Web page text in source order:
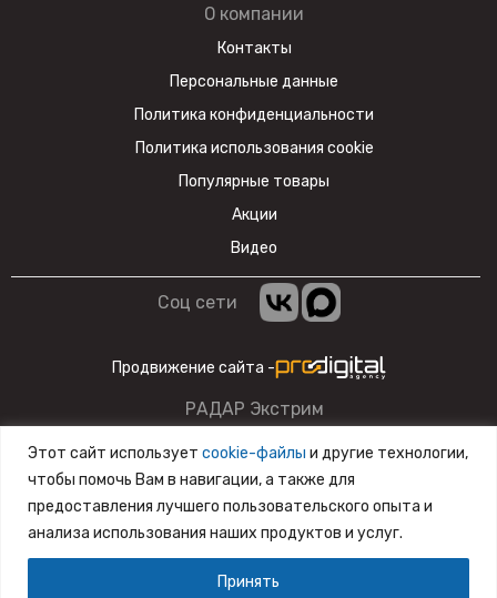
О компании
Контакты
Персональные данные
Политика конфиденциальности
Политика использования cookie
Популярные товары
Акции
Видео
Соц сети
Продвижение сайта -
РАДАР Экстрим
Данный сайт несет информационный характер и ни при
каких условиях материалы и цены, размещенные на сайте,
не являются публичной офертой.
Разработка сайтаSiteZone
Этот сайт использует cookie-файлы и другие технологии,
чтобы помочь Вам в навигации, а также для
предоставления лучшего пользовательского опыта и
анализа использования наших продуктов и услуг.
Принять